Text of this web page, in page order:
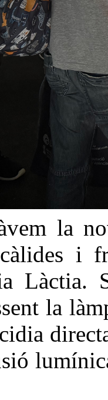
la
i
Làctia.
la